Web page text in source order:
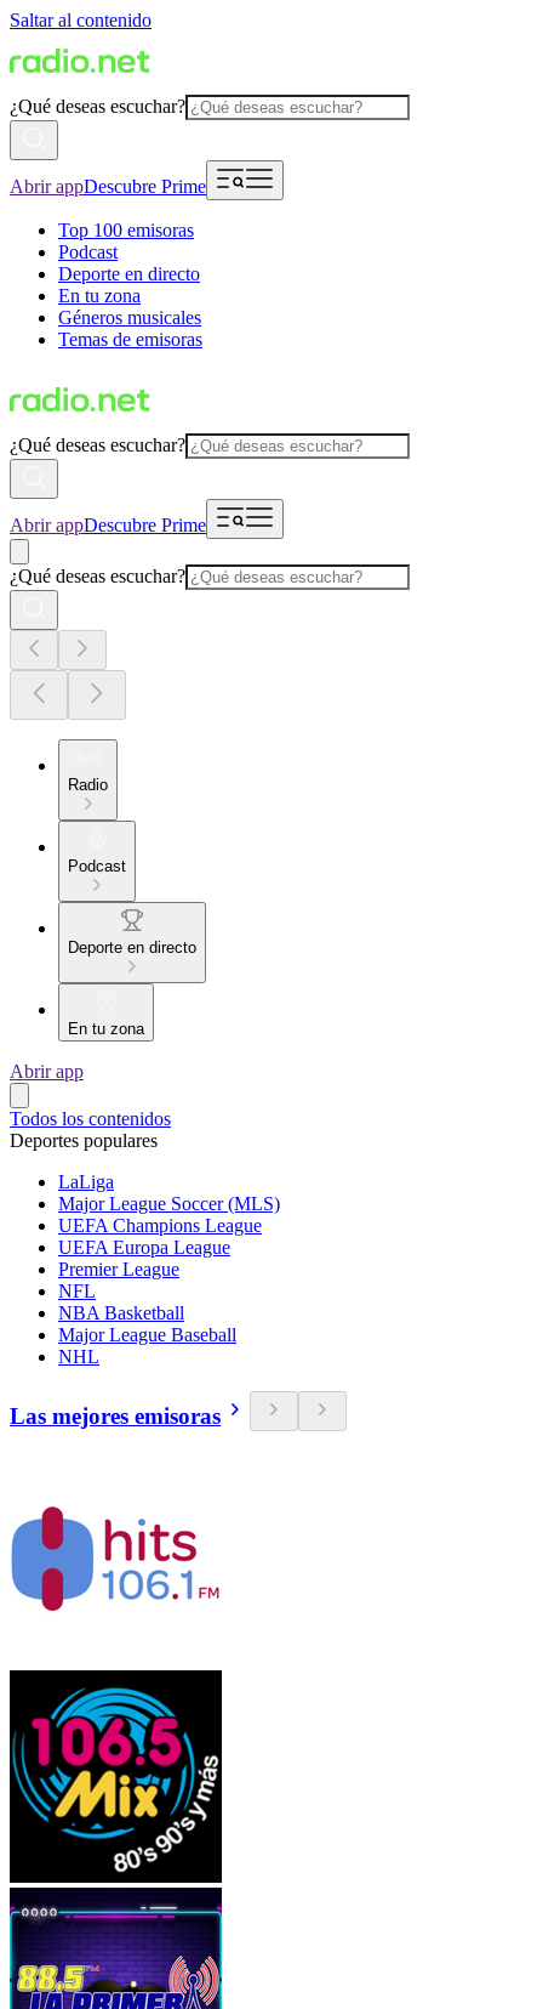
Saltar al contenido
¿Qué deseas escuchar?
Abrir appDescubre Prime
Top 100 emisoras
Podcast
Deporte en directo
En tu zona
Géneros musicales
Temas de emisoras
¿Qué deseas escuchar?
Abrir appDescubre Prime
¿Qué deseas escuchar?
Radio
Podcast
Deporte en directo
En tu zona
Abrir app
Todos los contenidos
Deportes populares
LaLiga
Major League Soccer (MLS)
UEFA Champions League
UEFA Europa League
Premier League
NFL
NBA Basketball
Major League Baseball
NHL
Las mejores emisoras